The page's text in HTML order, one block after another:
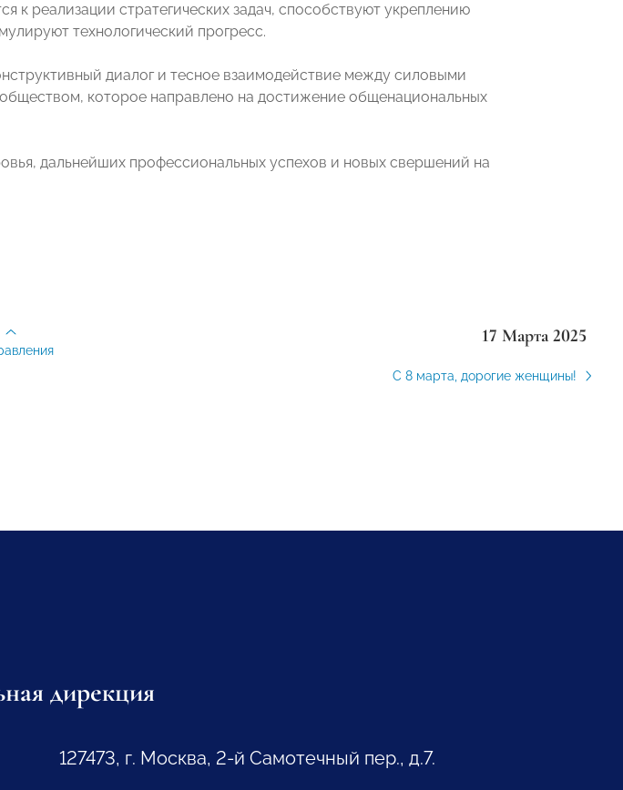
к реализации стратегических задач, способствуют укреплению
технологический прогресс.
диалог и тесное взаимодействие между силовыми
которое направлено на достижение общенациональных
дальнейших профессиональных успехов и новых свершений на
17 Марта 2025
С 8 марта, дорогие женщины!
дирекция
127473, г. Москва, 2-й Самотечный пер., д.7.